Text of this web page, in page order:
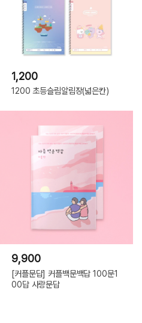
1,200
1200 초등슬림알림장(넓은칸)
9,900
[커플문답] 커플백문백답 100문1
00답 사랑문답